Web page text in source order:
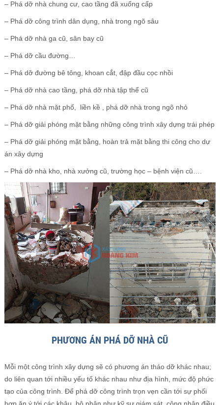
– Phá dỡ nhà chung cư, cao tầng đã xuống cấp
– Phá dỡ công trình dân dụng, nhà trong ngõ sâu
– Phá dỡ nhà ga cũ, sân bay cũ
– Phá dỡ cầu đường…
– Phá dỡ đường bê tông, khoan cắt, đập đầu cọc nhồi
– Phá dỡ nhà cao tầng, phá dỡ nhà tập thể cũ
– Phá dỡ nhà mặt phố, liền kề , phá dỡ nhà trong ngõ nhỏ
– Phá dỡ giải phóng mặt bằng những công trình xây dựng trái phép
– Phá dỡ giải phóng mặt bằng, hoàn trả mặt bằng thi công cho dự
án xây dựng
– Phá dỡ nhà kho, nhà xưởng cũ, trường học – bệnh viện cũ….
PHƯƠNG ÁN PHÁ DỠ NHÀ CŨ
Mỗi một công trình xây dựng sẽ có phương án tháo dỡ khác nhau;
do liên quan tới nhiều yếu tố khác nhau như địa hình, mức độ phức
tạo của công trình. Để phá dỡ công trình trọn vẹn cần tới sự phối